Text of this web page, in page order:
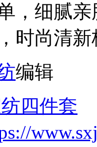
，细腻
时尚清
编辑
四件套